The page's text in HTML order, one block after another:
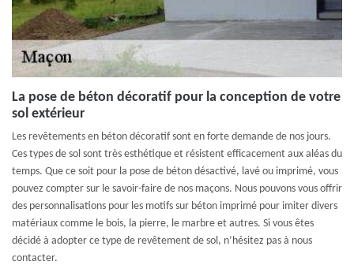
La pose de béton décoratif pour la conception de votre
sol extérieur
Les revêtements en béton décoratif sont en forte demande de nos jours.
Ces types de sol sont très esthétique et résistent efficacement aux aléas du
temps. Que ce soit pour la pose de béton désactivé, lavé ou imprimé, vous
pouvez compter sur le savoir-faire de nos maçons. Nous pouvons vous offrir
des personnalisations pour les motifs sur béton imprimé pour imiter divers
matériaux comme le bois, la pierre, le marbre et autres. Si vous êtes
décidé à adopter ce type de revêtement de sol, n’hésitez pas à nous
contacter.